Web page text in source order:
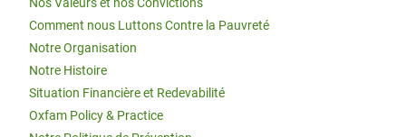
Comment nous Luttons Contre la Pauvreté
Notre Organisation
Notre Histoire
Situation Financière et Redevabilité
Oxfam Policy & Practice